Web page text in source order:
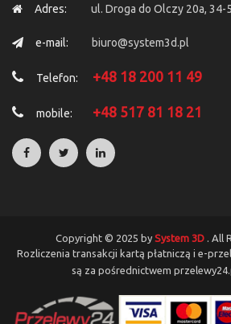
Adres: ul. Droga do Olczy 20a, 34-
e-mail: biuro@system3d.pl
Telefon: +48 18 200 11 49
mobile: +48 517 81 18 21
Copyright © 2025 by System 3D . All
Rozliczenia transakcji kartą płatniczą i e-
są za pośrednictwem